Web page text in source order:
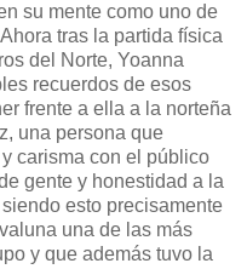
su mente como uno de
tras la partida física
del Norte, Yoanna
recuerdos de esos
frente a ella a la norteña
una persona que
carisma con el público
gente y honestidad a la
esto precisamente
una de las más
y que además tuvo la